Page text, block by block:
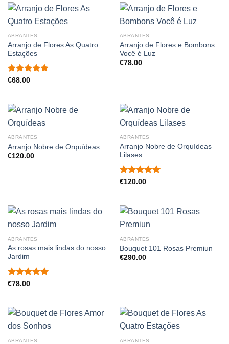
ABRANTES
Arranjo de Flores As Quatro
Estações
Avaliação
€68.00
ABRANTES
Arranjo de Flores e Bombons
Você é Luz
€78.00
ABRANTES
Arranjo Nobre de Orquídeas
€120.00
ABRANTES
Arranjo Nobre de Orquídeas
Lilases
Avaliação
€120.00
ABRANTES
As rosas mais lindas do nosso
Jardim
Avaliação
€78.00
ABRANTES
Bouquet 101 Rosas Premiun
€290.00
ABRANTES ABRANTES